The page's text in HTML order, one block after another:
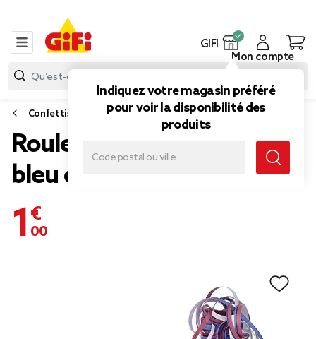
GIFI
Indiquez votre magasin préféré
pour voir la disponibilité des
produits
Mon compte
Confettis, cotillons et serpentins
Rouleau de serpentins
bleu et rose x 2
1,00 €